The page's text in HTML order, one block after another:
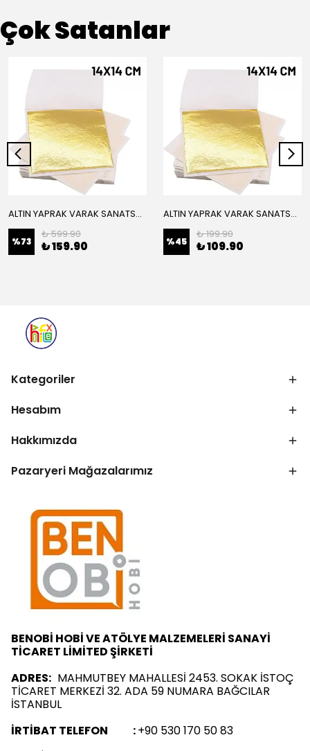
Çok Satanlar
ALTIN YAPRAK VARAK SANATSAL BÜYÜK BOY FOLYO EPOKSİ REÇİNE NAİL ART 16 ADET 14X14 CM ALTIN RENK
%73
₺ 599.90
₺ 159.90
ALTIN YAPRAK VARAK SANATSAL BÜYÜK BOY FOLYO EPOKSİ REÇİNE NAİL ART 8 ADET ALTIN RENK 14X14 CM
%45
₺ 199.90
₺ 109.90
Kategoriler
Hesabım
Hakkımızda
Pazaryeri Mağazalarımız
BENOBİ HOBİ VE ATÖLYE MALZEMELERİ SANAYİ
TİCARET LİMİTED ŞİRKETİ
ADRES: MAHMUTBEY MAHALLESİ 2453. SOKAK İSTOÇ
TİCARET MERKEZİ 32. ADA 59 NUMARA BAĞCILAR
İSTANBUL
İRTİBAT TELEFON :+90 530 170 50 83